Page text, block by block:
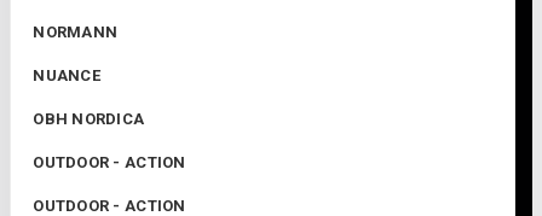
NORMANN
NUANCE
OBH NORDICA
OUTDOOR - ACTION
OUTDOOR - ACTION